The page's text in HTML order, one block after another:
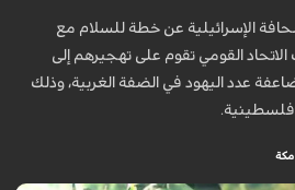
الإسرائيلية عن خطة للسلام مع
القومي تقوم على تهجيرهم إلى
عدد اليهود في الضفة الغربية، وذلك
فلسطينية.